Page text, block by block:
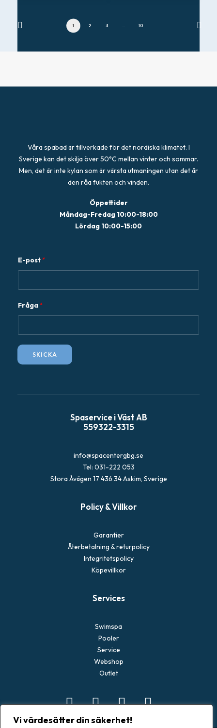
Vi värdesätter din säkerhet!
1 2 3 10
Våra spabad är tillverkade för det nordiska klimatet. I
Sverige kan det skilja över 50°C mellan vinter och sommar.
Men, det är inte kylan som är värsta utmaningen utan det är
den råa fukten och vinden.
Öppettider
Måndag-Fredag 10:00-18:00
Lördag 10:00-15:00
o
s
t
r
å
g
E-post*
Fråga*
SKICKA
Spaservice i Väst AB
559322-3315
info@spacentergbg.se
Tel: 031-222 053
Stora Åvägen 17 436 34 Askim, Sverige
Policy & Villkor
Garantier
Återbetalning & returpolicy
Integritetspolicy
Köpevillkor
Services
Swimspa
Pooler
Service
Webshop
Outlet